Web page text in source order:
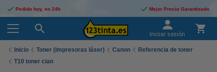
Pedido hoy, en 24h Mejor Precio Garantizado
Iniciar sesión
Inicio Toner (impresoras láser) Canon
Referencia de toner
T10 toner cian